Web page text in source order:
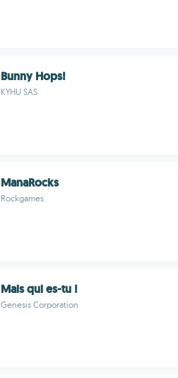
Bunny Hops!
KYHU SAS
ManaRocks
Rockgames
Mais qui es-tu !
Genesis Corporation